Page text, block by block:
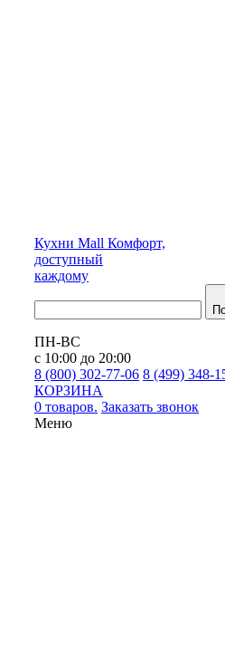
Кухни Mall Комфорт,
доступный
каждому
ПН-ВС
с 10:00 до 20:00
8 (800) 302-77-06 8 (499) 348-
КОРЗИНА
0 товаров. Заказать звонок
Меню